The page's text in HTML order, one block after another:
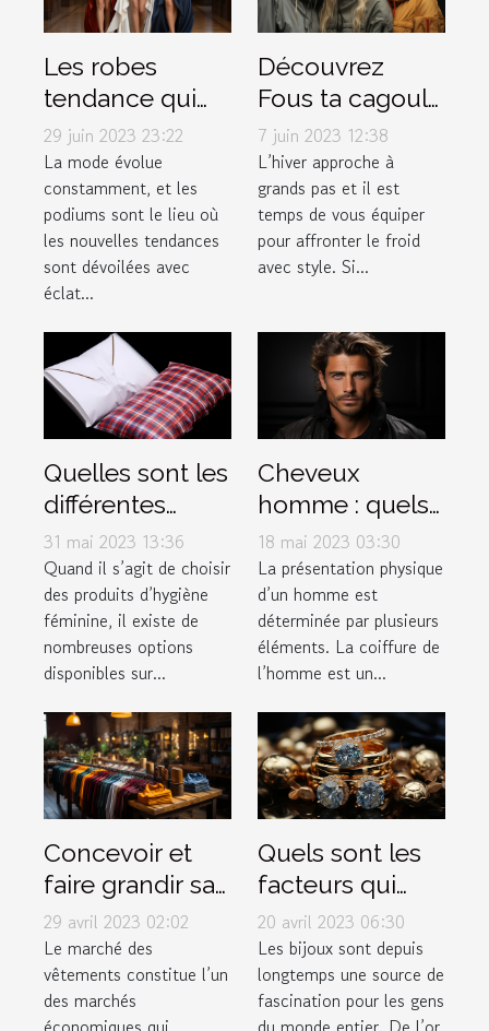
Les robes
tendance qui
font fureur sur
les podiums de
la mode
29 juin 2023 23:22
La mode évolue
constamment, et les
podiums sont le lieu où
les nouvelles tendances
sont dévoilées avec
éclat...
Découvrez
Fous ta cagoule
: la boutique
incontournable
pour vos
accessoires
d'hiver
7 juin 2023 12:38
L’hiver approche à
grands pas et il est
temps de vous équiper
pour affronter le froid
avec style. Si...
Quelles sont les
différentes
options de
serviettes
hygiéniques
disponibles sur
le marché pour
31 mai 2023 13:36
Quand il s’agit de choisir
des produits d’hygiène
féminine, il existe de
nombreuses options
disponibles sur...
Cheveux
homme : quels
sont les
différents types
de dégradé ?
18 mai 2023 03:30
La présentation physique
d’un homme est
déterminée par plusieurs
éléments. La coiffure de
l’homme est un...
Concevoir et
faire grandir sa
marque de
vêtement
29 avril 2023 02:02
Le marché des
vêtements constitue l’un
des marchés
Quels sont les
facteurs qui
déterminent la
valeur d'un
bijou ?
20 avril 2023 06:30
Les bijoux sont depuis
longtemps une source de
fascination pour les gens